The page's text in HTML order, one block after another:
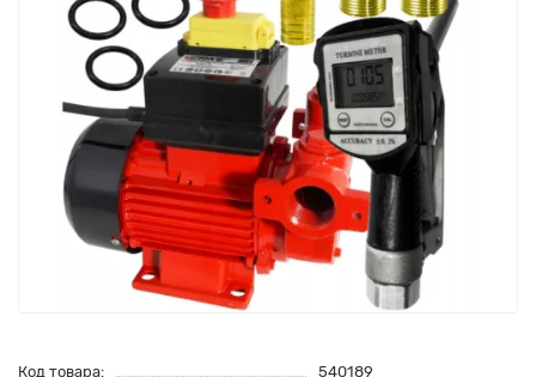
Код товара:
540189